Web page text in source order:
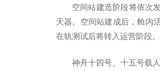
空间站建造阶段将依次
天器。空间站建成后，舱内
在轨测试后将转入运营阶段。
神舟十四号、十五号载